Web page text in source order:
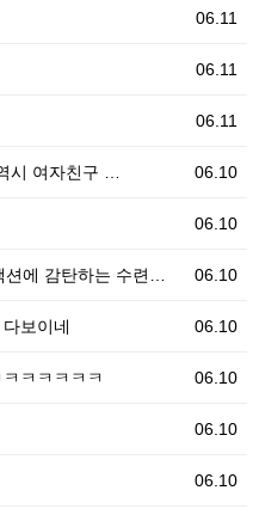
06.11
06.11
06.11
06.10
시 여자친구 …
06.10
06.10
에 감탄하는 수련…
06.10
보이네
06.10
ㅋㅋㅋㅋㅋ
06.10
06.10